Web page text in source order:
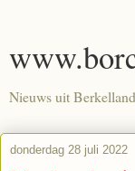
Nieuws uit
donderdag 28 juli 2022